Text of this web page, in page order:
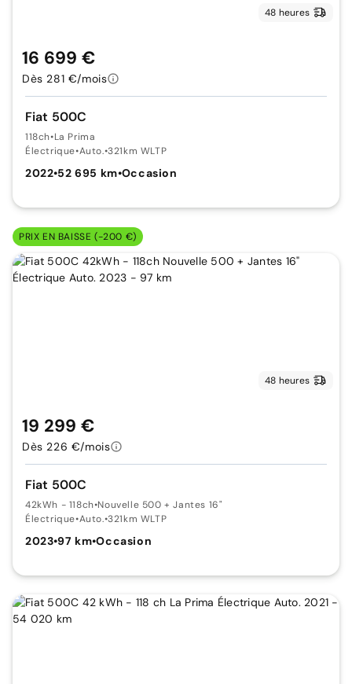
48 heures
Fiat 500C
118ch•La Prima
Électrique•Auto.•321km WLTP
2022•52 695 km•Occasion
16 699 €
Dès 281 €/mois
PRIX EN BAISSE (-200 €)
48 heures
Fiat 500C
42kWh - 118ch•Nouvelle 500 + Jantes 16"
Électrique•Auto.•321km WLTP
2023•97 km•Occasion
19 299 €
Dès 226 €/mois